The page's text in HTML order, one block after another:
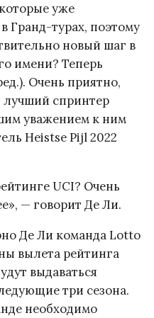
уже
Гранд-турах, поэтому
новый шаг в
имени? Теперь
Очень приятно,
лучший спринтер
уважением к ним
Heistse Pijl 2022
UCI? Очень
— говорит Де Ли.
Де Ли команда Lotto
вылета рейтинга
выдаваться
три сезона.
необходимо